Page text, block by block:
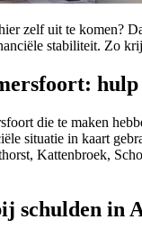
zelf uit te komen?
stabiliteit. Zo
die te maken
situatie in kaart
Kattenbroek,
schulden in